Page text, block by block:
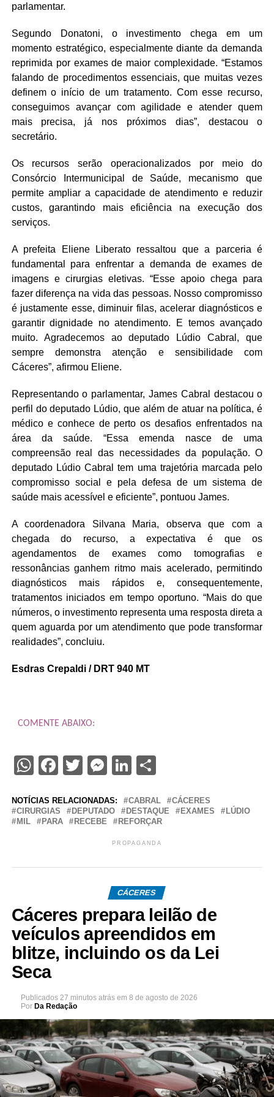
parlamentar.
Segundo Donatoni, o investimento chega em um
momento estratégico, especialmente diante da demanda
reprimida por exames de maior complexidade. “Estamos
falando de procedimentos essenciais, que muitas vezes
definem o início de um tratamento. Com esse recurso,
conseguimos avançar com agilidade e atender quem
mais precisa, já nos próximos dias”, destacou o
secretário.
Os recursos serão operacionalizados por meio do
Consórcio Intermunicipal de Saúde, mecanismo que
permite ampliar a capacidade de atendimento e reduzir
custos, garantindo mais eficiência na execução dos
serviços.
A prefeita Eliene Liberato ressaltou que a parceria é
fundamental para enfrentar a demanda de exames de
imagens e cirurgias eletivas. “Esse apoio chega para
fazer diferença na vida das pessoas. Nosso compromisso
é justamente esse, diminuir filas, acelerar diagnósticos e
garantir dignidade no atendimento. E temos avançado
muito. Agradecemos ao deputado Lúdio Cabral, que
sempre demonstra atenção e sensibilidade com
Cáceres”, afirmou Eliene.
Representando o parlamentar, James Cabral destacou o
perfil do deputado Lúdio, que além de atuar na política, é
médico e conhece de perto os desafios enfrentados na
área da saúde. “Essa emenda nasce de uma
compreensão real das necessidades da população. O
deputado Lúdio Cabral tem uma trajetória marcada pelo
compromisso social e pela defesa de um sistema de
saúde mais acessível e eficiente”, pontuou James.
A coordenadora Silvana Maria, observa que com a
chegada do recurso, a expectativa é que os
agendamentos de exames como tomografias e
ressonâncias ganhem ritmo mais acelerado, permitindo
diagnósticos mais rápidos e, consequentemente,
tratamentos iniciados em tempo oportuno. “Mais do que
números, o investimento representa uma resposta direta a
quem aguarda por um atendimento que pode transformar
realidades”, concluiu.
Esdras Crepaldi / DRT 940 MT
COMENTE ABAIXO:
WhatsApp
Facebook
Twitter
Messenger
LinkedIn
Share
NOTÍCIAS RELACIONADAS: CABRAL
CÁCERES
CIRURGIAS
DEPUTADO DESTAQUE EXAMES
LÚDIO
MIL
PARA RECEBE REFORÇAR
PROPAGANDA
CÁCERES
Cáceres prepara leilão de
veículos apreendidos em
blitze, incluindo os da Lei
Seca
Publicados 27 minutos atrás em 8 de agosto de 2026
Por Da Redação